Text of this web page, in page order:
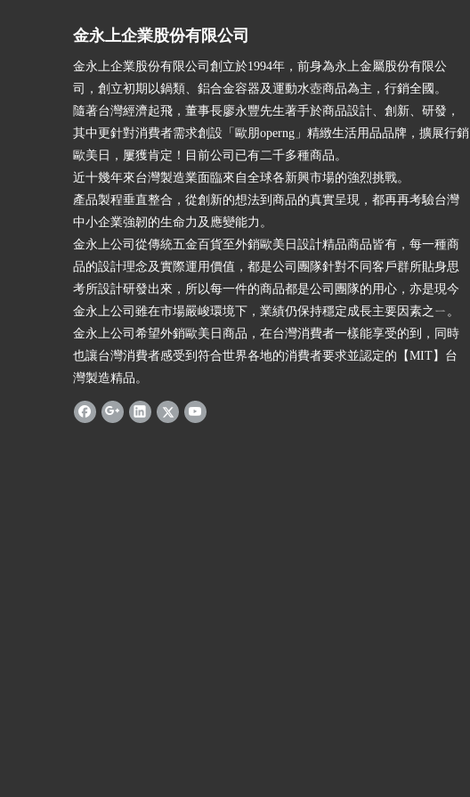
金永上企業股份有限公司
金永上企業股份有限公司創立於1994年，前身為永上金屬股份有限公
司，創立初期以鍋類、鋁合金容器及運動水壺商品為主，行銷全國。
隨著台灣經濟起飛，董事長廖永豐先生著手於商品設計、創新、研發，
其中更針對消費者需求創設「歐朋operng」精緻生活用品品牌，擴展行銷
歐美日，屢獲肯定！目前公司已有二千多種商品。
近十幾年來台灣製造業面臨來自全球各新興市場的強烈挑戰。
產品製程垂直整合，從創新的想法到商品的真實呈現，都再再考驗台灣
中小企業強韌的生命力及應變能力。
金永上公司從傳統五金百貨至外銷歐美日設計精品商品皆有，每一種商
品的設計理念及實際運用價值，都是公司團隊針對不同客戶群所貼身思
考所設計研發出來，所以每一件的商品都是公司團隊的用心，亦是現今
金永上公司雖在市場嚴峻環境下，業績仍保持穩定成長主要因素之ㄧ。
金永上公司希望外銷歐美日商品，在台灣消費者一樣能享受的到，同時
也讓台灣消費者感受到符合世界各地的消費者要求並認定的【MIT】台
灣製造精品。